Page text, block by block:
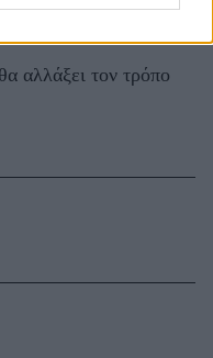
αλλάξει τον τρόπο